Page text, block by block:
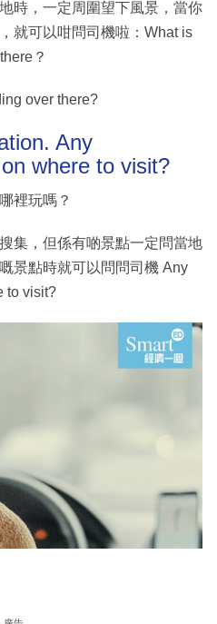
時，一定周圍望下風景，當你
就可以咁問司機啦：What is
？
over there?
Any
where to visit?
裡玩嗎？
集，但係有啲景點一定問當地
景點時就可以問問司機 Any
to visit?